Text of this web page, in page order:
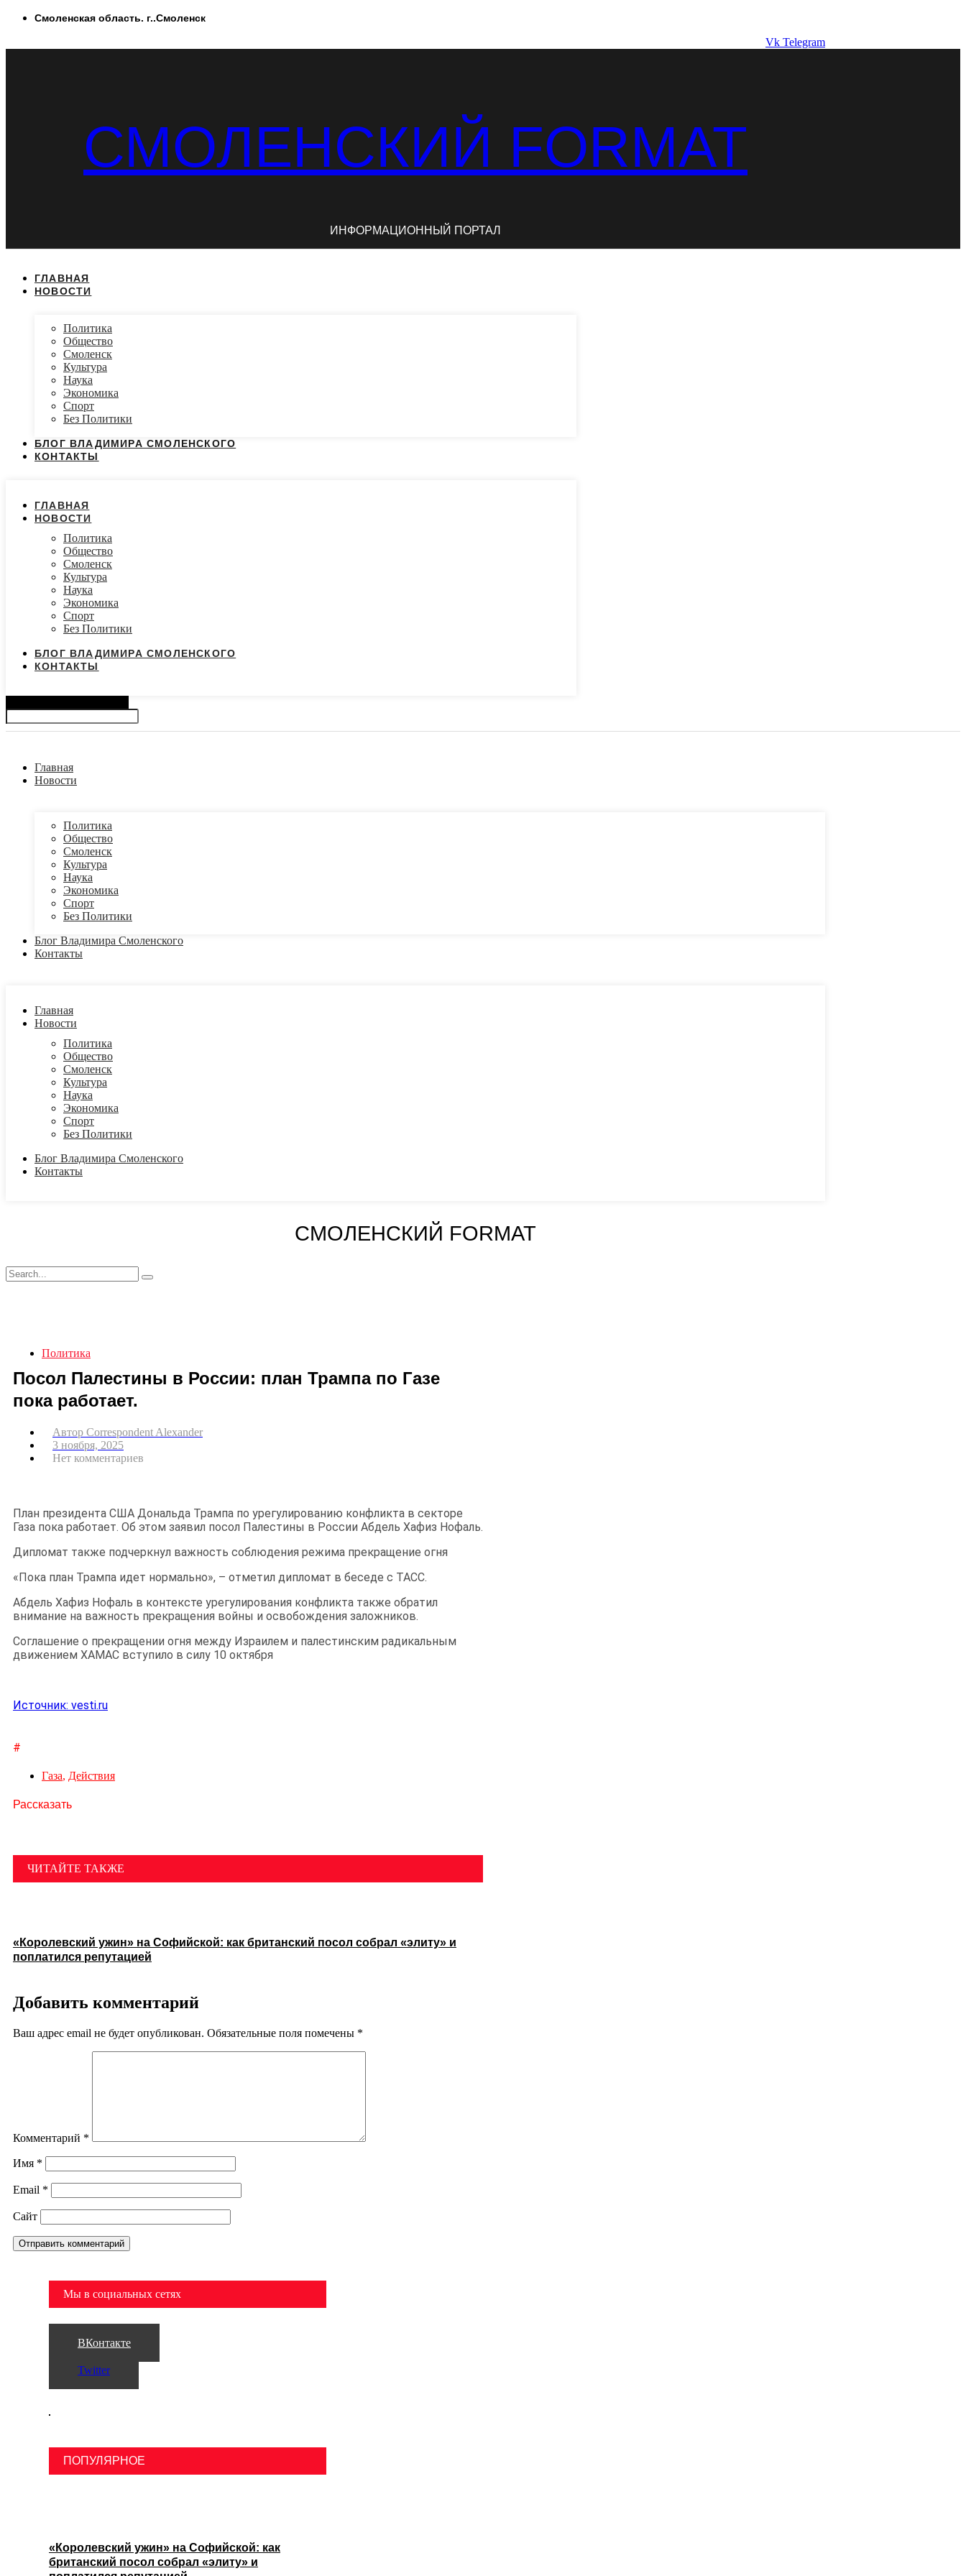
ПерейтиСмоленская область. г..Смоленск
Vk Telegram
СМОЛЕНСКИЙ FORMAT
ИНФОРМАЦИОННЫЙ ПОРТАЛ
ГЛАВНАЯ
НОВОСТИ
Политика
Общество
Смоленск
Культура
Наука
Экономика
Спорт
Без Политики
БЛОГ ВЛАДИМИРА СМОЛЕНСКОГО
КОНТАКТЫ
ГЛАВНАЯ
НОВОСТИ
Политика
Общество
Смоленск
Культура
Наука
Экономика
Спорт
Без Политики
БЛОГ ВЛАДИМИРА СМОЛЕНСКОГО
КОНТАКТЫ
Главная
Новости
Политика
Общество
Смоленск
Культура
Наука
Экономика
Спорт
Без Политики
Блог Владимира Смоленского
Контакты
Главная
Новости
Политика
Общество
Смоленск
Культура
Наука
Экономика
Спорт
Без Политики
Блог Владимира Смоленского
Контакты
СМОЛЕНСКИЙ FORMAT
Политика
Посол Палестины в России: план Трампа по Газе
пока работает.
Автор Correspondent Alexander
3 ноября, 2025
Нет комментариев
План президента США Дональда Трампа по урегулированию конфликта в секторе
Газа пока работает. Об этом заявил посол Палестины в России Абдель Хафиз Нофаль.
Дипломат также подчеркнул важность соблюдения режима прекращение огня
«Пока план Трампа идет нормально», – отметил дипломат в беседе с ТАСС.
Абдель Хафиз Нофаль в контексте урегулирования конфликта также обратил
внимание на важность прекращения войны и освобождения заложников.
Соглашение о прекращении огня между Израилем и палестинским радикальным
движением ХАМАС вступило в силу 10 октября
Источник: vesti.ru
#
Газа, Действия
Рассказать
ЧИТАЙТЕ ТАКЖЕ
«Королевский ужин» на Софийской: как британский посол собрал «элиту» и
поплатился репутацией
Добавить комментарий
Ваш адрес email не будет опубликован. Обязательные поля помечены *
Комментарий *
Имя *
Email *
Сайт
Мы в социальных сетях
ВКонтакте
Twitter
ПОПУЛЯРНОЕ
«Королевский ужин» на Софийской: как
британский посол собрал «элиту» и